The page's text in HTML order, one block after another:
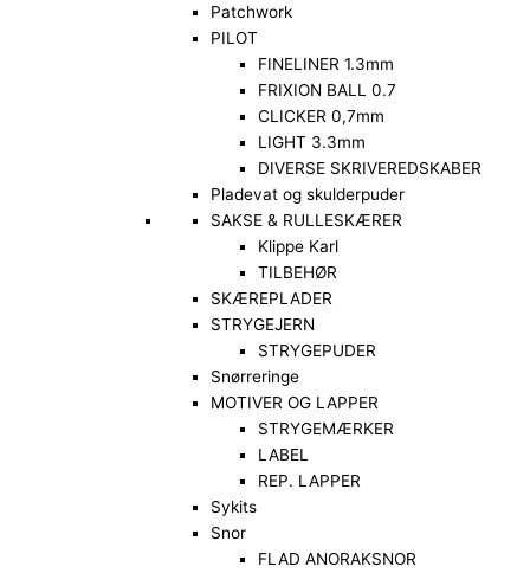
Patchwork
PILOT
FINELINER 1.3mm
FRIXION BALL 0.7
CLICKER 0,7mm
LIGHT 3.3mm
DIVERSE SKRIVEREDSKABER
Pladevat og skulderpuder
SAKSE & RULLESKÆRER
Klippe Karl
TILBEHØR
SKÆREPLADER
STRYGEJERN
STRYGEPUDER
Snørreringe
MOTIVER OG LAPPER
STRYGEMÆRKER
LABEL
REP. LAPPER
Sykits
Snor
FLAD ANORAKSNOR